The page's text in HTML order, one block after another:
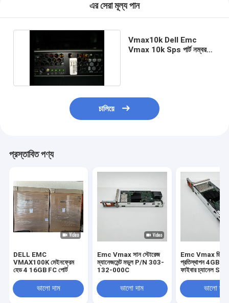
এর সেরা মূল্য পান
Vmax10k Dell Emc
Vmax 10k Sps পার্ট নম্বর
চালিয়ে
প্রস্তাবিত পণ্য
DELL EMC
VMAX100K মেইনফ্রেম
হেড 4 16GB FC পোর্ট
ভালো দাম
Emc Vmax সান স্টোরেজ
ম্যানেজমেন্ট মডুল P/N 303-
132-000C
ভালো দাম
Emc Vmax ডিস্ক
প্রতিস্থাপন 4GB 4
ফাইবার চ্যানেল Sfp
ভালো দাম